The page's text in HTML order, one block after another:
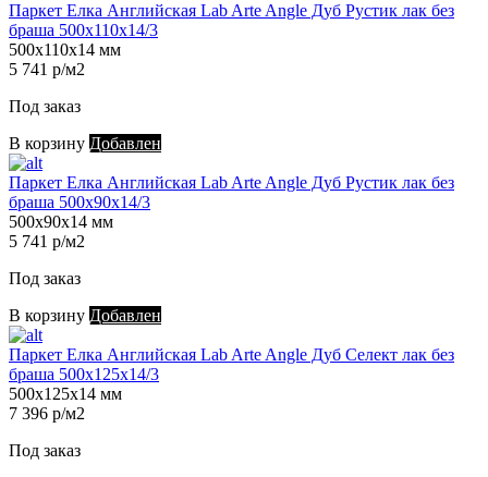
Паркет Елка Английская Lab Arte Angle Дуб Рустик лак без
браша 500х110х14/3
500х110х14 мм
5 741 р/м2
Под заказ
В корзину Добавлен
Паркет Елка Английская Lab Arte Angle Дуб Рустик лак без
браша 500х90х14/3
500х90х14 мм
5 741 р/м2
Под заказ
В корзину Добавлен
Паркет Елка Английская Lab Arte Angle Дуб Селект лак без
браша 500х125х14/3
500х125х14 мм
7 396 р/м2
Под заказ